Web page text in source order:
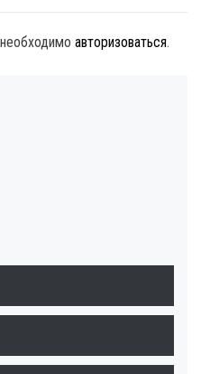
авторизоваться.